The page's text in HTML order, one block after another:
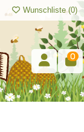
Wunschliste (0)
0